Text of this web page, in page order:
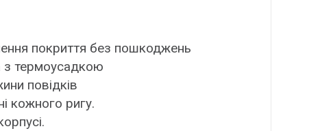
покриття без пошкоджень
з термоусадкою
повідків
кожного ригу.